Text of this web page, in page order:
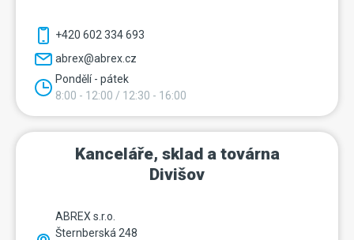
+420 602 334 693
abrex@abrex.cz
Pondělí - pátek
8:00 - 12:00 / 12:30 - 16:00
Kanceláře, sklad a továrna
Divišov
ABREX s.r.o.
Šternberská 248